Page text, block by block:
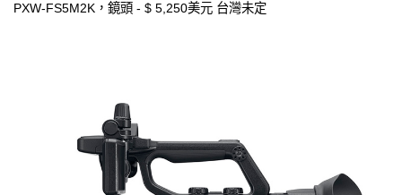
PXW-FS5M2K，鏡頭 - $ 5,250美元 台灣未定